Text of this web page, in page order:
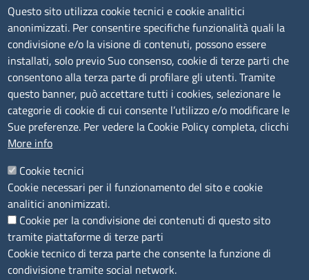
TRASPARENZA
Albo Online
Amministrazione trasparente
Bandi e concorsi
Segnalazioni Whistleblowing
Accessibilità
IBAN e pagamenti informatici
Informative privacy e cookie
Verifiche PA
Attuazione misure PNRR
Modulistica
SEGUICI SU
Questo sito utilizza cookie tecnici e cookie analitici
anonimizzati. Per consentire specifiche funzionalità quali la
condivisione e/o la visione di contenuti, possono essere
installati, solo previo Suo consenso, cookie di terze parti che
consentono alla terza parte di profilare gli utenti. Tramite
questo banner, può accettare tutti i cookies, selezionare le
categorie di cookie di cui consente l’utilizzo e/o modificare le
Sue preferenze. Per vedere la Cookie Policy completa, clicchi
More info
Cookie tecnici
Cookie necessari per il funzionamento del sito e cookie
analitici anonimizzati.
Cookie per la condivisione dei contenuti di questo sito
tramite piattaforme di terze parti
Cookie tecnico di terza parte che consente la funzione di
condivisione tramite social network.